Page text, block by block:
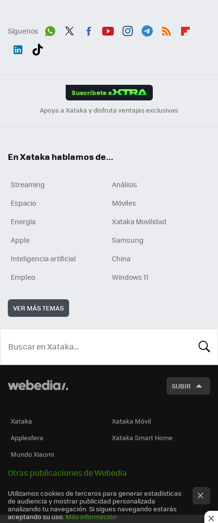
Síguenos
Suscríbete a
Apoya a Xataka y disfruta ventajas exclusivas
En Xataka hablamos de...
Streaming
Análisis
Espacio
Móviles
Energía
Xataka Movilidad
Apple
Samsung
Inteligencia artificial
China
Empleo
Windows 11
VER MÁS TEMAS
SUBIR
Xataka
Xataka Móvil
Applesfera
Xataka Smart Home
Mundo Xiaomi
Otras publicaciones de Webedia
Utilizamos cookies de terceros para generar estadísticas
de audiencia y mostrar publicidad personalizada
analizando tu navegación. Si sigues navegando estarás
aceptando su uso. Más información